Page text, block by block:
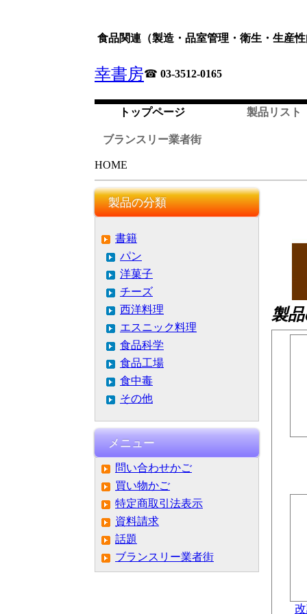
食品関連（製造・品室管理・衛生・生産
幸書房☎ 03-3512-0165
トップページ 製品リスト
ブランスリー業者街
HOME
製品の分類
書籍
パン
洋菓子
チーズ
西洋料理
エスニック料理
食品科学
食品工場
食中毒
その他
メニュー
問い合わせかご
買い物かご
特定商取引法表示
資料請求
話題
ブランスリー業者街
製